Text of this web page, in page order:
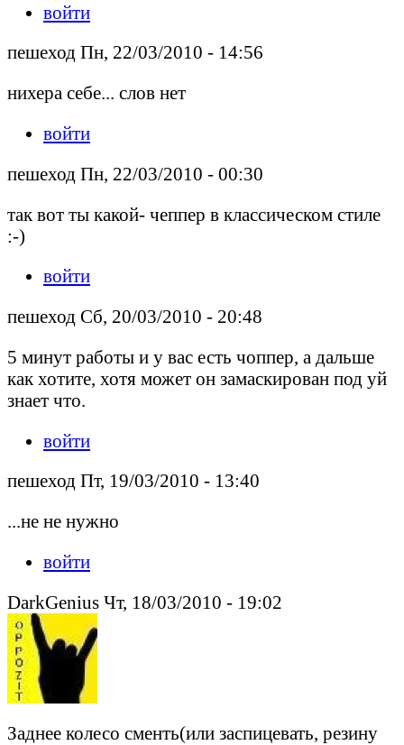
войти
пешеход Пн, 22/03/2010 - 14:56
нихера себе... слов нет
войти
пешеход Пн, 22/03/2010 - 00:30
так вот ты какой- чеппер в классическом стиле
:-)
войти
пешеход Сб, 20/03/2010 - 20:48
5 минут работы и у вас есть чоппер, а дальше
как хотите, хотя может он замаскирован под уй
знает что.
войти
пешеход Пт, 19/03/2010 - 13:40
...не не нужно
войти
DarkGenius Чт, 18/03/2010 - 19:02
Заднее колесо сменть(или заспицевать, резину